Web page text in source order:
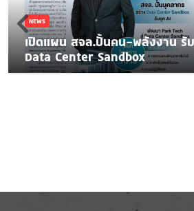
NEWS
เปิดแผน สจล.ปั้นคน-พลังงาน รั
Data Center Sandbox